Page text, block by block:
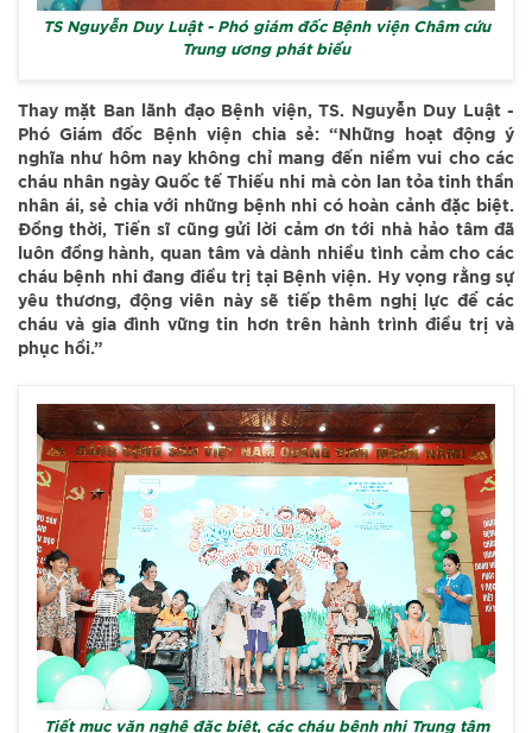
TS Nguyễn Duy Luật - Phó giám đốc Bệnh viện Châm cứu
Trung ương phát biểu
Thay mặt Ban lãnh đạo Bệnh viện, TS. Nguyễn Duy Luật -
Phó Giám đốc Bệnh viện chia sẻ: “Những hoạt động ý
nghĩa như hôm nay không chỉ mang đến niềm vui cho các
cháu nhân ngày Quốc tế Thiếu nhi mà còn lan tỏa tinh thần
nhân ái, sẻ chia với những bệnh nhi có hoàn cảnh đặc biệt.
Đồng thời, Tiến sĩ cũng gửi lời cảm ơn tới nhà hảo tâm đã
luôn đồng hành, quan tâm và dành nhiều tình cảm cho các
cháu bệnh nhi đang điều trị tại Bệnh viện. Hy vọng rằng sự
yêu thương, động viên này sẽ tiếp thêm nghị lực để các
cháu và gia đình vững tin hơn trên hành trình điều trị và
phục hồi.”
Tiết mục văn nghệ đặc biệt, các cháu bệnh nhi Trung tâm